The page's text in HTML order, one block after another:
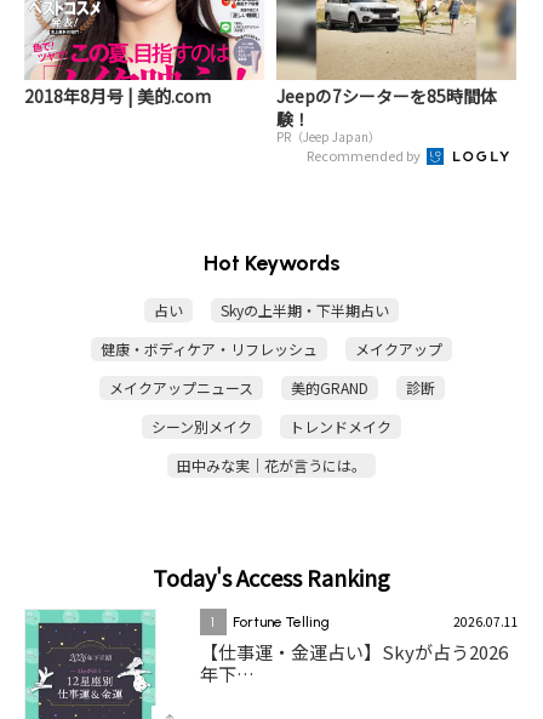
2018年8月号 | 美的.com
Jeepの7シーターを85時間体
験！
PR（Jeep Japan）
Recommended by
Hot Keywords
占い
Skyの上半期・下半期占い
健康・ボディケア・リフレッシュ
メイクアップ
メイクアップニュース
美的GRAND
診断
シーン別メイク
トレンドメイク
田中みな実｜花が言うには。
Today's Access Ranking
1 Fortune Telling 2026.07.11
【仕事運・金運占い】Skyが占う2026
年下…